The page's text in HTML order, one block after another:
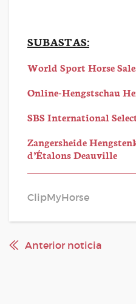
SUBASTAS:
World Sport Horse
Online-Hengstschau
SBS International
Zangersheide
d’Étalons Deauville
ClipMyHorse
Anterior noticia